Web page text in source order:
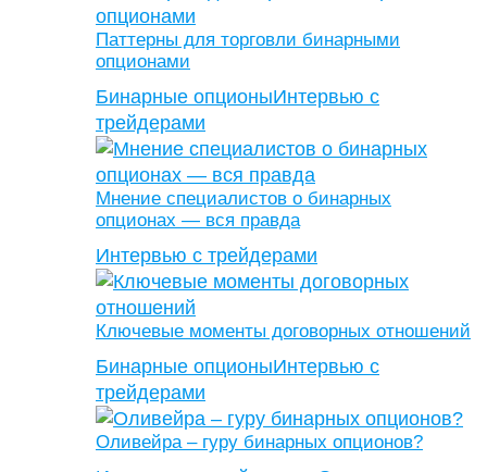
Паттерны для торговли бинарными
опционами
Бинарные опционыИнтервью с
трейдерами
Мнение специалистов о бинарных
опционах — вся правда
Интервью с трейдерами
Ключевые моменты договорных отношений
Бинарные опционыИнтервью с
трейдерами
Оливейра – гуру бинарных опционов?